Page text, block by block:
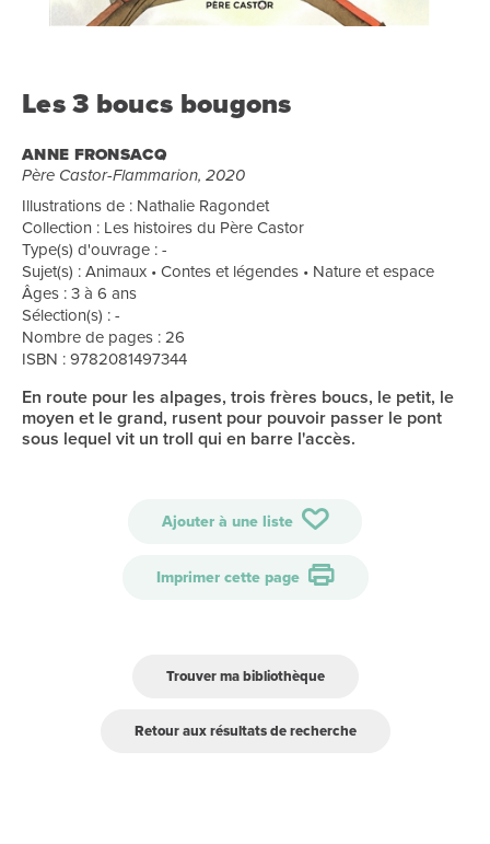
Les 3 boucs bougons
ANNE FRONSACQ
Père Castor-Flammarion, 2020
Illustrations de : Nathalie Ragondet
Collection : Les histoires du Père Castor
Type(s) d'ouvrage : -
Sujet(s) : Animaux • Contes et légendes • Nature et espace
Âges : 3 à 6 ans
Sélection(s) : -
Nombre de pages : 26
ISBN : 9782081497344
En route pour les alpages, trois frères boucs, le petit, le
moyen et le grand, rusent pour pouvoir passer le pont
sous lequel vit un troll qui en barre l'accès.
Ajouter à une liste
Imprimer cette page
Trouver ma bibliothèque
Retour aux résultats de recherche